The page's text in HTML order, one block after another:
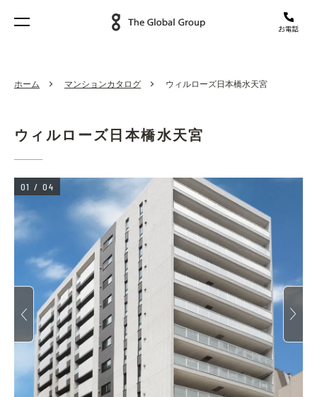
ホーム マンションカタログ ウィルローズ日本橋水天宮
ウィルローズ日本橋水天宮
01 / 04